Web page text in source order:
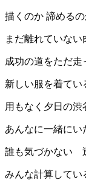
描くのか 諦める
まだ離れていな
成功の道をただ走
新しい服を着てい
用もなく夕日の
あんなに一緒にい
誰も気づかない
みんな計算してい